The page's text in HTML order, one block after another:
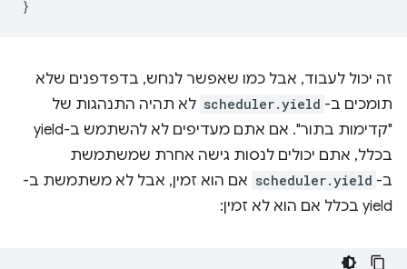
}
זה יכול לעבוד, אבל כמו שאפשר לנחש, בדפדפנים שלא
תומכים ב- scheduler.yield לא תהיה התנהגות של
"קדימות בתור". אם אתם מעדיפים לא להשתמש ב-yield
בכלל, אתם יכולים לנסות גישה אחרת שמשתמשת
ב- scheduler.yield אם הוא זמין, אבל לא משתמשת ב-
yield בכלל אם הוא לא זמין: